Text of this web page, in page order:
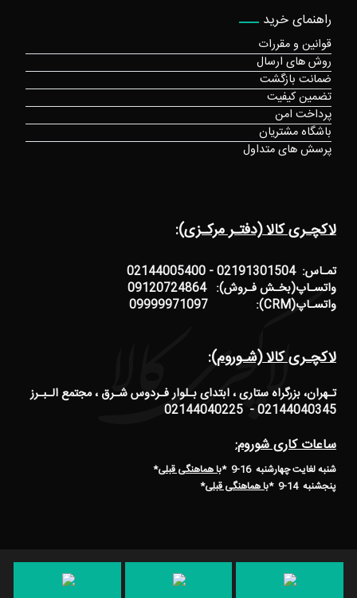
لاکچـری کالا (دفتـر مرکـزی):
تمـاس: 02191301504 - 02144005400
واتسـاپ(بخـش فـروش): 09120724864
واتسـاپ(CRM): 09999971097
لاکچـری کالا (شـوروم):
تـهران، بزرگراه ستاری ، ابتدای بـلوار فـردوس شـرق ، مجتمع الـبـرز
02144040345 - 02144040225
ساعات کاری شوروم:
شنبه لغایت چهارشنبه 16-9 * با هماهنگی قبلی*
پنجشنبه 14-9
*با هماهنگی قبلی*
راهنمای خرید
قوانین و مقررات
روش های ارسال
ضمانت بازگشت
تضمین کیفیت
پرداخت امن
باشگاه مشتریان
پرسش های متداول